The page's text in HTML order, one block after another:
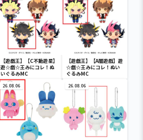
【遊戯王】【C不動遊星】
遊☆戯☆王みにコレ！ぬ
いぐるみMC
【遊戯王】【A闇遊戲】遊
☆戯☆王みにコレ！ぬい
ぐるみMC
26.08.06 26.08.06